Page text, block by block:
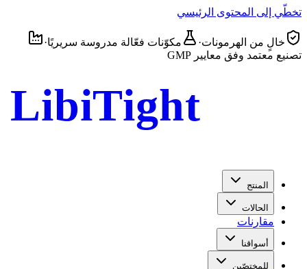
تخطّي إلى المحتوى الرئيسي
خالٍ من الهرمونات· مكوّنات فعّالة مدروسة سريريًا·
تصنيع معتمد وفق معايير GMP
LibiTight
المنتج
الحالات
مقارنات
أسواقنا
للمختصّين